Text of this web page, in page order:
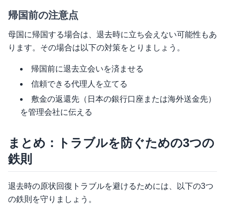
帰国前の注意点
母国に帰国する場合は、退去時に立ち会えない可能性もあ
ります。その場合は以下の対策をとりましょう。
帰国前に退去立会いを済ませる
信頼できる代理人を立てる
敷金の返還先（日本の銀行口座または海外送金先）
を管理会社に伝える
まとめ：トラブルを防ぐための3つの
鉄則
退去時の原状回復トラブルを避けるためには、以下の3つ
の鉄則を守りましょう。